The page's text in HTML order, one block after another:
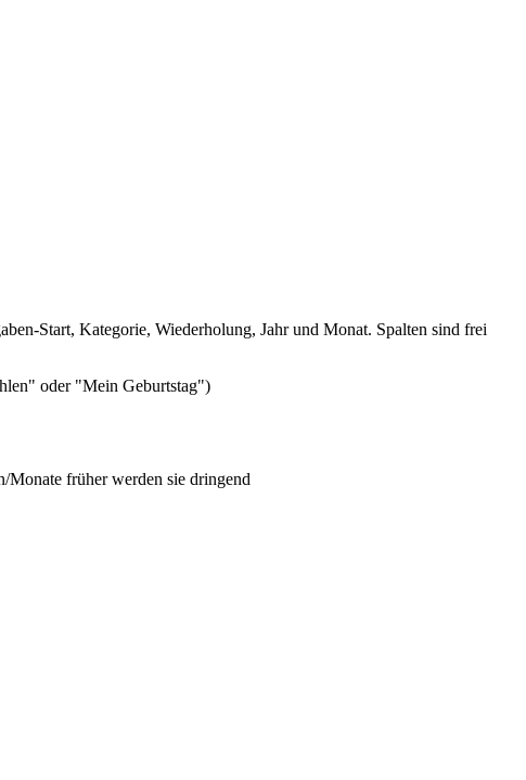
Start, Kategorie, Wiederholung, Jahr und Monat. Spalten sind frei
oder "Mein Geburtstag")
Monate früher werden sie dringend